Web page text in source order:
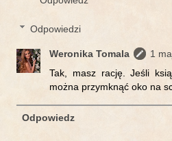
Odpowiedzi
Weronika Tomala
1
Tak, masz rację. Jeśli
można przymknąć oko na
Odpowiedz